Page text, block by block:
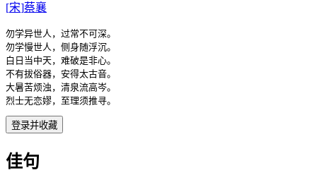
[宋]蔡襄
勿学异世人，过常不可深。
勿学慢世人，侧身随浮沉。
白日当中天，难破是非心。
不有拔俗器，安得太古音。
大暑苦烦浊，清泉流高岑。
烈士无恋嫪，至理须推寻。
登录并收藏
佳句